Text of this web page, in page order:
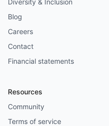
Diversity & Inclusion
Blog
Careers
Contact
Financial statements
Resources
Community
Terms of service